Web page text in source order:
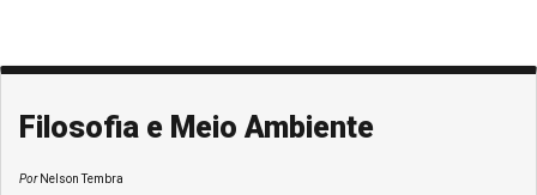
Filosofia e Meio Ambiente
PorNelson Tembra